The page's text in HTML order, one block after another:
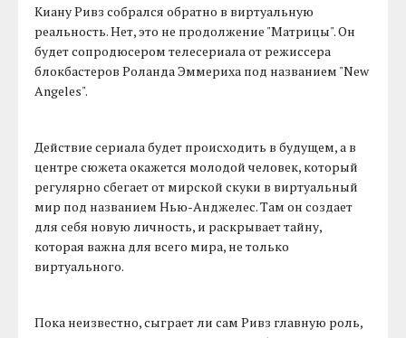
Киану Ривз собрался обратно в виртуальную
реальность. Нет, это не продолжение "Матрицы". Он
будет сопродюсером телесериала от режиссера
блокбастеров Роланда Эммериха под названием "New
Angeles".
Действие сериала будет происходить в будущем, а в
центре сюжета окажется молодой человек, который
регулярно сбегает от мирской скуки в виртуальный
мир под названием Нью-Анджелес. Там он создает
для себя новую личность, и раскрывает тайну,
которая важна для всего мира, не только
виртуального.
Пока неизвестно, сыграет ли сам Ривз главную роль,